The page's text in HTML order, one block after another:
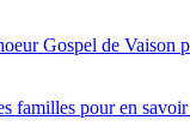
Gospel de Vaison
familles pour en